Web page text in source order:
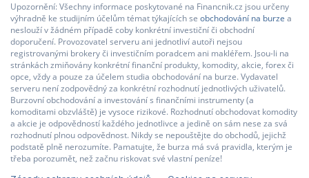
Upozornění: Všechny informace poskytované na Financnik.cz jsou určeny
výhradně ke studijním účelům témat týkajících se obchodování na burze a
neslouží v žádném případě coby konkrétní investiční či obchodní
doporučení. Provozovatel serveru ani jednotliví autoři nejsou
registrovanými brokery či investičním poradcem ani makléřem. Jsou-li na
stránkách zmiňovány konkrétní finanční produkty, komodity, akcie, forex či
opce, vždy a pouze za účelem studia obchodování na burze. Vydavatel
serveru není zodpovědný za konkrétní rozhodnutí jednotlivých uživatelů.
Burzovní obchodování a investování s finančními instrumenty (a
komoditami obzvláště) je vysoce rizikové. Rozhodnutí obchodovat komodity
a akcie je odpovědností každého jednotlivce a jedině on sám nese za svá
rozhodnutí plnou odpovědnost. Nikdy se nepouštějte do obchodů, jejichž
podstatě plně nerozumíte. Pamatujte, že burza má svá pravidla, kterým je
třeba porozumět, než začnu riskovat své vlastní peníze!